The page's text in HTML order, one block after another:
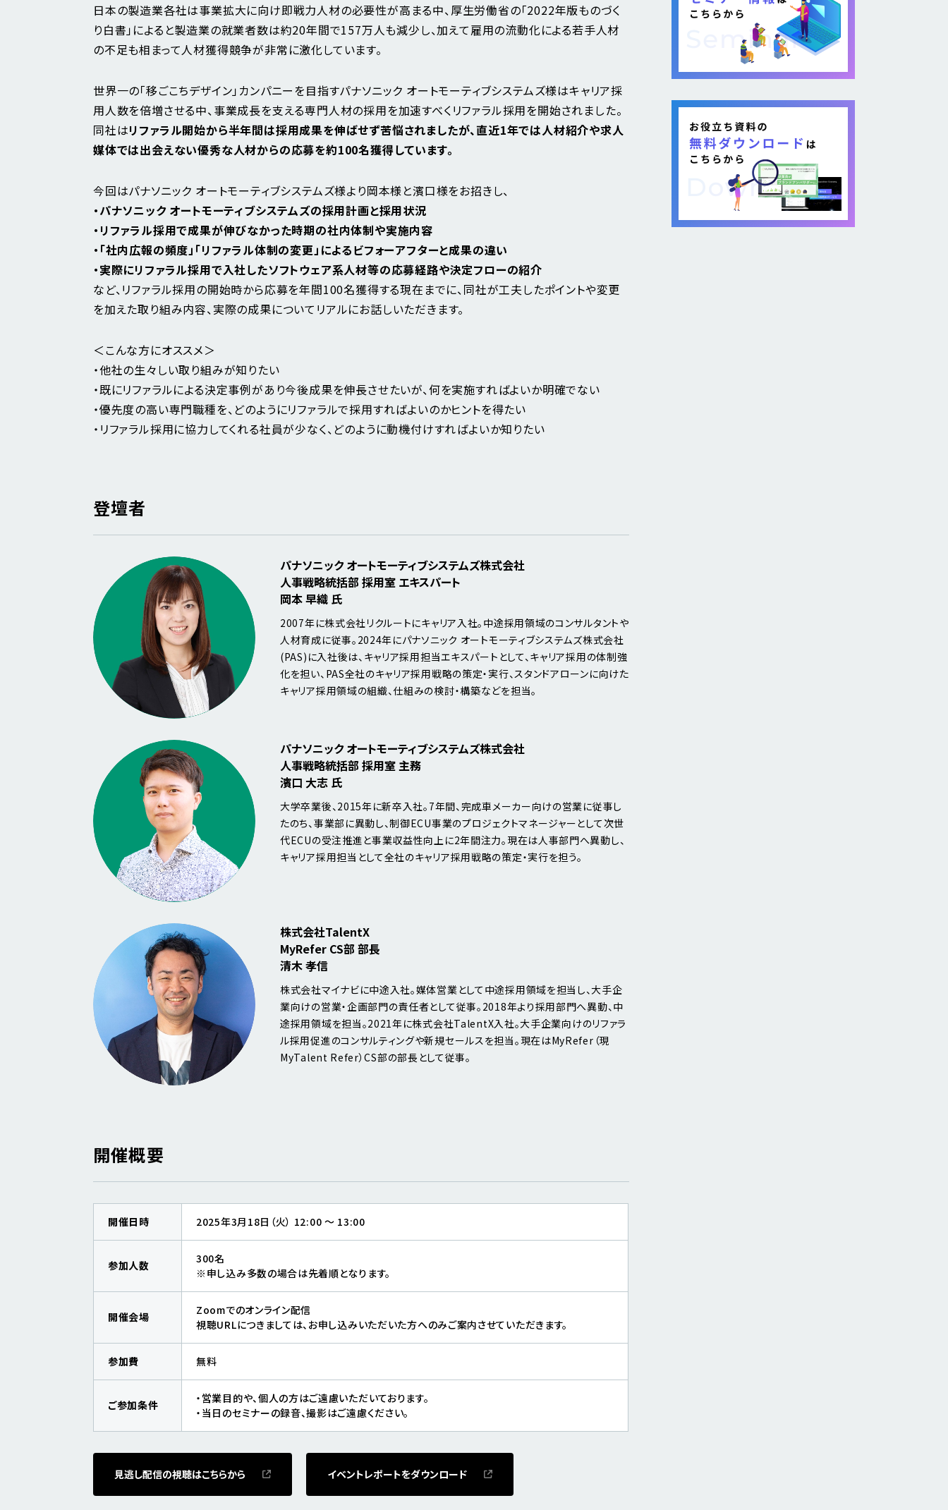
日本の製造業各社は事業拡大に向け即戦力人材の必要性が高まる中、厚生労働省の「2022年版ものづく
り白書」によると製造業の就業者数は約20年間で157万人も減少し、加えて雇用の流動化による若手人材
の不足も相まって人材獲得競争が非常に激化しています。
世界一の「移ごこちデザイン」カンパニーを目指すパナソニック オートモーティブシステムズ様はキャリア採
用人数を倍増させる中、事業成長を支える専門人材の採用を加速すべくリファラル採用を開始されました。
同社はリファラル開始から半年間は採用成果を伸ばせず苦悩されましたが、直近1年では人材紹介や求人
媒体では出会えない優秀な人材からの応募を約100名獲得しています。
今回はパナソニック オートモーティブシステムズ様より岡本様と濱口様をお招きし、
・パナソニック オートモーティブシステムズの採用計画と採用状況
・リファラル採用で成果が伸びなかった時期の社内体制や実施内容
・「社内広報の頻度」「リファラル体制の変更」によるビフォーアフターと成果の違い
・実際にリファラル採用で入社したソフトウェア系人材等の応募経路や決定フローの紹介
など、リファラル採用の開始時から応募を年間100名獲得する現在までに、同社が工夫したポイントや変更
を加えた取り組み内容、実際の成果についてリアルにお話しいただきます。
＜こんな方にオススメ＞
・他社の生々しい取り組みが知りたい
・既にリファラルによる決定事例があり今後成果を伸長させたいが、何を実施すればよいか明確でない
・優先度の高い専門職種を、どのようにリファラルで採用すればよいのかヒントを得たい
・リファラル採用に協力してくれる社員が少なく、どのように動機付けすればよいか知りたい
登壇者
パナソニック オートモーティブシステムズ株式会社
人事戦略統括部 採用室 エキスパート
岡本 早織 氏
2007年に株式会社リクルートにキャリア入社。中途採用領域のコンサルタントや
人材育成に従事。2024年にパナソニック オートモーティブシステムズ株式会社
(PAS)に入社後は、キャリア採用担当エキスパートとして、キャリア採用の体制強
化を担い、PAS全社のキャリア採用戦略の策定・実行、スタンドアローンに向けた
キャリア採用領域の組織、仕組みの検討・構築などを担当。
パナソニック オートモーティブシステムズ株式会社
人事戦略統括部 採用室 主務
濱口 大志 氏
大学卒業後、2015年に新卒入社。7年間、完成車メーカー向けの営業に従事し
たのち、事業部に異動し、制御ECU事業のプロジェクトマネージャーとして次世
代ECUの受注推進と事業収益性向上に2年間注力。現在は人事部門へ異動し、
キャリア採用担当として全社のキャリア採用戦略の策定・実行を担う。
株式会社TalentX
MyRefer CS部 部長
清木 孝信
株式会社マイナビに中途入社。媒体営業として中途採用領域を担当し、大手企
業向けの営業・企画部門の責任者として従事。2018年より採用部門へ異動、中
途採用領域を担当。2021年に株式会社TalentX入社。大手企業向けのリファラ
ル採用促進のコンサルティングや新規セールスを担当。現在はMyRefer（現
MyTalent Refer）CS部の部長として従事。
開催概要
開催日時 2025年3月18日（火） 12:00 ～ 13:00
参加人数
300名
※申し込み多数の場合は先着順となります。
開催会場
Zoomでのオンライン配信
視聴URLにつきましては、お申し込みいただいた方へのみご案内させていただきます。
参加費 無料
ご参加条件
・営業目的や、個人の方はご遠慮いただいております。
・当日のセミナーの録音、撮影はご遠慮ください。
見逃し配信の視聴はこちらから イベントレポートをダウンロード